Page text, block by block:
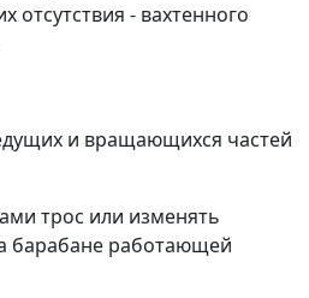
отсутствия - вахтенного
и вращающихся частей
трос или изменять
барабане работающей